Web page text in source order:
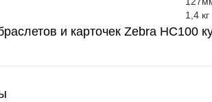
1,4 кг
и карточек Zebra HC100